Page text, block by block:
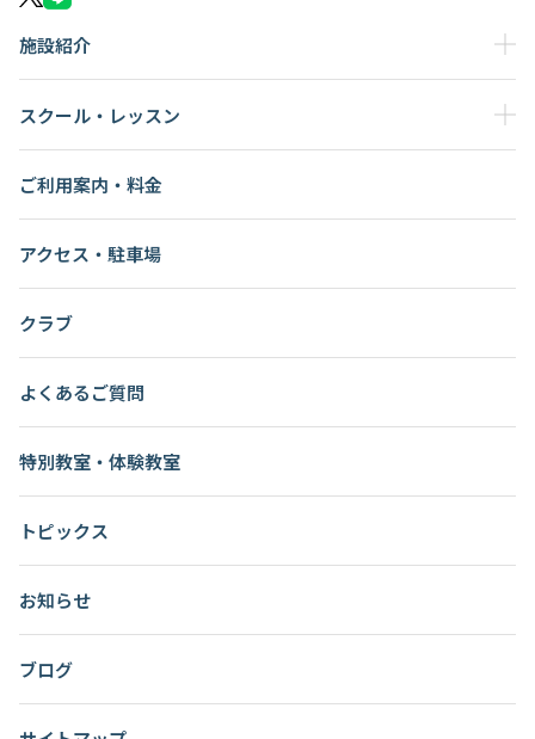
施設紹介
スクール・レッスン
ご利用案内・料金
アクセス・駐車場
クラブ
よくあるご質問
特別教室・体験教室
トピックス
お知らせ
ブログ